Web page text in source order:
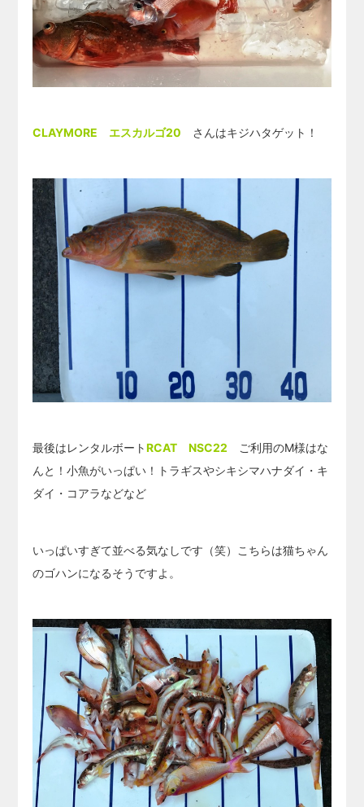
CLAYMORE エスカルゴ20 さんはキジハタゲット！
最後はレンタルボートRCAT NSC22 ご利用のM様はな
んと！小魚がいっぱい！トラギスやシキシマハナダイ・キ
ダイ・コアラなどなど
いっぱいすぎて並べる気なしです（笑）こちらは猫ちゃん
のゴハンになるそうですよ。